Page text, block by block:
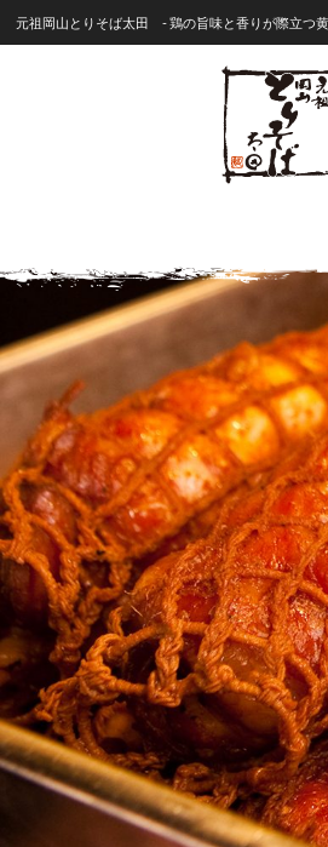
元祖岡山とりそば太田 - 鶏の旨味と香りが際立つ